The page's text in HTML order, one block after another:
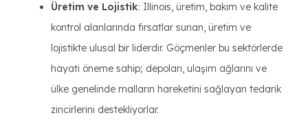
Üretim ve Lojistik: Illinois, üretim, bakım ve kalite
kontrol alanlarında fırsatlar sunan, üretim ve
lojistikte ulusal bir liderdir. Göçmenler bu sektörlerde
hayati öneme sahip; depoları, ulaşım ağlarını ve
ülke genelinde malların hareketini sağlayan tedarik
zincirlerini destekliyorlar.